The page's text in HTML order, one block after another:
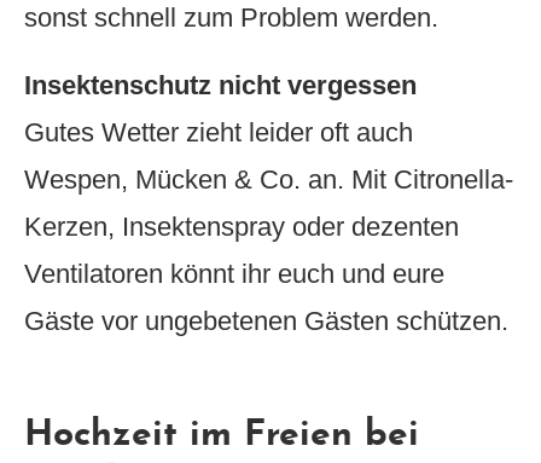
sonst schnell zum Problem werden.
Insektenschutz nicht vergessen
Gutes Wetter zieht leider oft auch
Wespen, Mücken & Co. an. Mit Citronella-
Kerzen, Insektenspray oder dezenten
Ventilatoren könnt ihr euch und eure
Gäste vor ungebetenen Gästen schützen.
Hochzeit im Freien bei